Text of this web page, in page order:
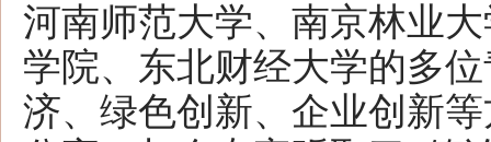
河南师范大学、南京林业
学院、东北财经大学的多
济、绿色创新、企业创新